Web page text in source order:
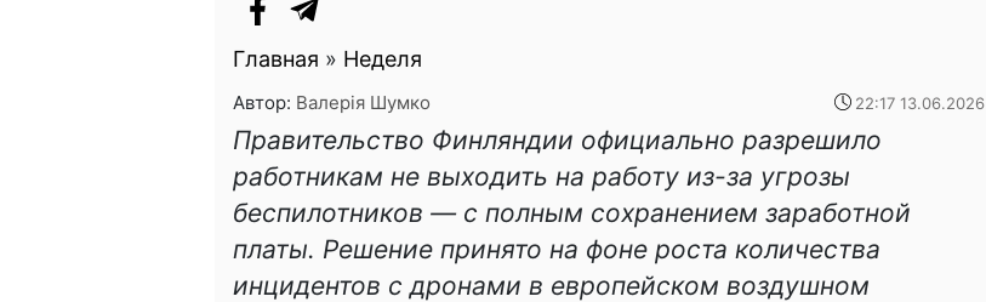
Главная » Неделя
Автор: Валерія Шумко 22:17 13.06.2026
Правительство Финляндии официально разрешило
работникам не выходить на работу из-за угрозы
беспилотников — с полным сохранением заработной
платы. Решение принято на фоне роста количества
инцидентов с дронами в европейском воздушном